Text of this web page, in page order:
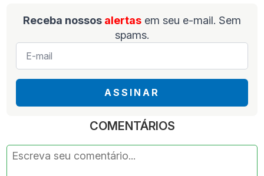
Receba nossos alertas em seu e-mail. Sem
spams.
E-
mail
ASSINAR
COMENTÁRIOS